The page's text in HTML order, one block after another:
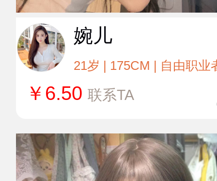
婉儿
21岁 | 175CM | 自由职业
￥ 6.50 联系TA